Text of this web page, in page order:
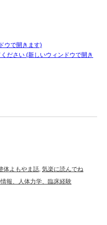
ウで開きます)
ださい (新しいウィンドウで開き
体よもやま話 気楽に読んでね
報、人体力学、臨床経験